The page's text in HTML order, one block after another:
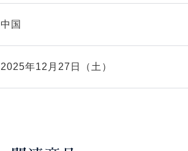
中国
2025年12月27日（土）